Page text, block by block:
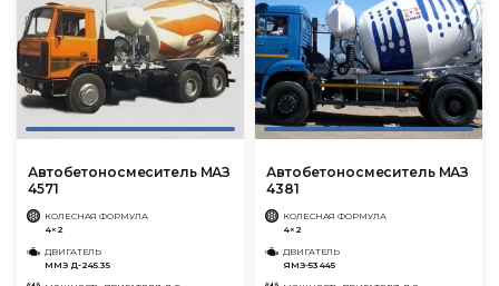
Автобетоносмеситель МАЗ
4571
КОЛЕСНАЯ ФОРМУЛА
4×2
ДВИГАТЕЛЬ
ММЗ Д-245.35
Автобетоносмеситель МАЗ
4381
КОЛЕСНАЯ ФОРМУЛА
4×2
ДВИГАТЕЛЬ
ЯМЗ-53445